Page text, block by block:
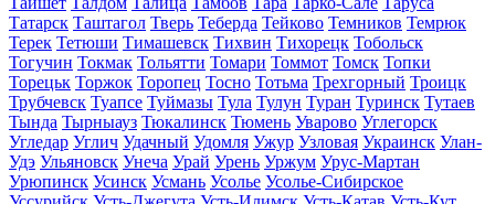
Татарск Таштагол Тверь Теберда Тейково Темников Темрюк
Терек Тетюши Тимашевск Тихвин Тихорецк Тобольск
Тогучин Токмак Тольятти Томари Томмот Томск Топки
Торецьк Торжок Торопец Тосно Тотьма Трехгорный Троицк
Трубчевск Туапсе Туймазы Тула Тулун Туран Туринск Тутаев
Тында Тырныауз Тюкалинск Тюмень Уварово Углегорск
Угледар Углич Удачный Удомля Ужур Узловая Украинск Улан-
Удэ Ульяновск Унеча Урай Урень Уржум Урус-Мартан
Урюпинск Усинск Усмань Усолье Усолье-Сибирское